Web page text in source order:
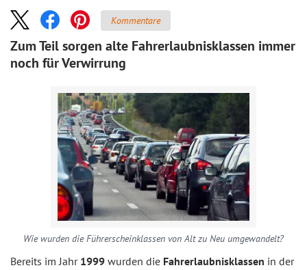
Kommentare
Zum Teil sorgen alte Fahrerlaubnisklassen immer
noch für Verwirrung
Wie wurden die Führerscheinklassen von Alt zu Neu umgewandelt?
Bereits im Jahr 1999 wurden die Fahrerlaubnisklassen in der